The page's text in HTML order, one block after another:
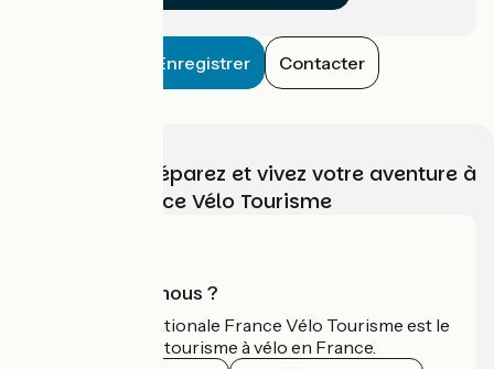
Enregistrer Contacter
Choisissez, préparez et vivez votre aventure à
vélo avec France Vélo Tourisme
Qui sommes-nous ?
L'association nationale France Vélo Tourisme est le
guide officiel du tourisme à vélo en France.